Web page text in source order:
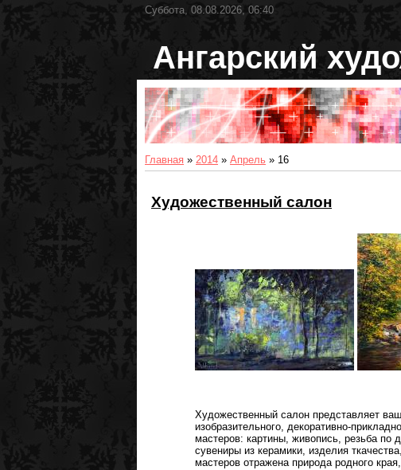
Суббота, 08.08.2026, 06:40
Ангарский
Главная » 2014 » Апрель » 16
Художественный салон
Художественный салон представляет
изобразительного, декоративно-
мастеров: картины, живопись, резьба по
сувениры из керамики, изделия
мастеров отражена природа родного